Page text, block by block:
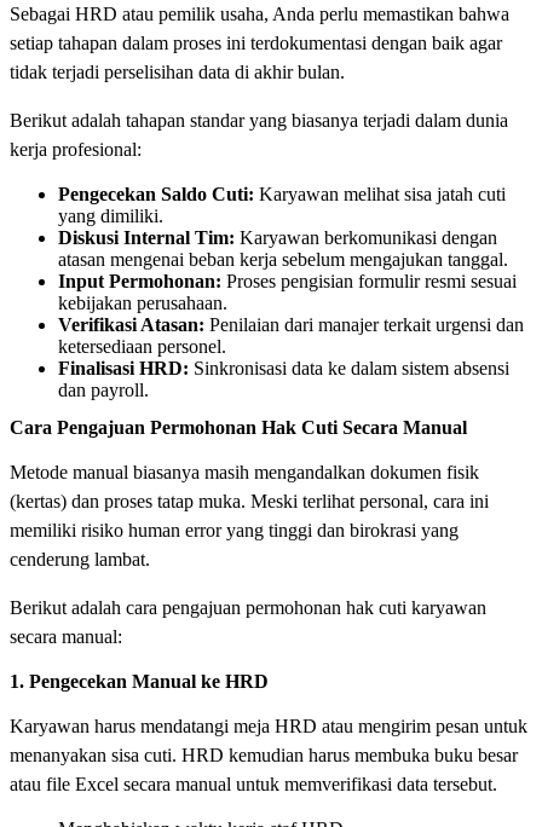
Sebagai HRD atau pemilik usaha, Anda perlu memastikan bahwa
setiap tahapan dalam proses ini terdokumentasi dengan baik agar
tidak terjadi perselisihan data di akhir bulan.
Berikut adalah tahapan standar yang biasanya terjadi dalam dunia
kerja profesional:
Pengecekan Saldo Cuti: Karyawan melihat sisa jatah cuti
yang dimiliki.
Diskusi Internal Tim: Karyawan berkomunikasi dengan
atasan mengenai beban kerja sebelum mengajukan tanggal.
Input Permohonan: Proses pengisian formulir resmi sesuai
kebijakan perusahaan.
Verifikasi Atasan: Penilaian dari manajer terkait urgensi dan
ketersediaan personel.
Finalisasi HRD: Sinkronisasi data ke dalam sistem absensi
dan payroll.
Cara Pengajuan Permohonan Hak Cuti Secara Manual
Metode manual biasanya masih mengandalkan dokumen fisik
(kertas) dan proses tatap muka. Meski terlihat personal, cara ini
memiliki risiko human error yang tinggi dan birokrasi yang
cenderung lambat.
Berikut adalah cara pengajuan permohonan hak cuti karyawan
secara manual:
1. Pengecekan Manual ke HRD
Karyawan harus mendatangi meja HRD atau mengirim pesan untuk
menanyakan sisa cuti. HRD kemudian harus membuka buku besar
atau file Excel secara manual untuk memverifikasi data tersebut.